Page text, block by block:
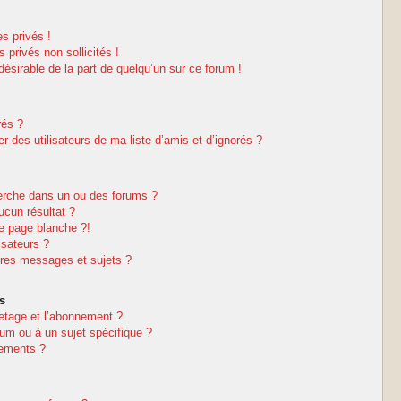
privés !
privés non sollicités !
de la part de quelqu’un sur ce forum !
?
des utilisateurs de ma liste d’amis et d’ignorés ?
dans un ou des forums ?
résultat ?
page blanche ?!
?
messages et sujets ?
et l’abonnement ?
ou à un sujet spécifique ?
?